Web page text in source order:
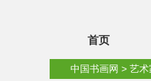
首页
中国书画网 > 艺术